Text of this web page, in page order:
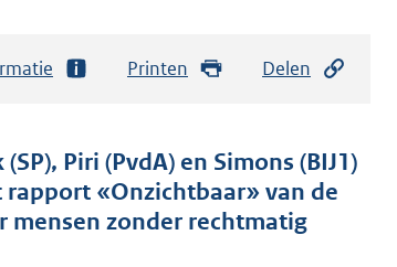
Printen Delen
Piri (PvdA) en Simons (BIJ1)
«Onzichtbaar» van de
mensen zonder rechtmatig